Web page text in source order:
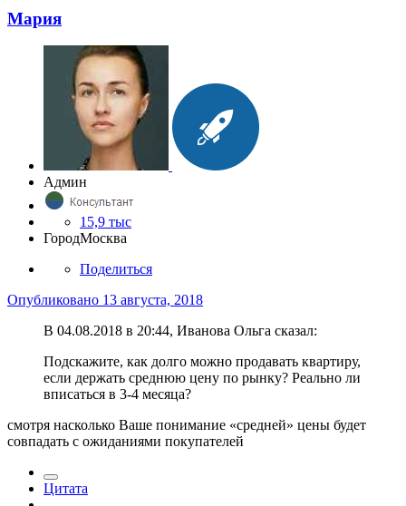
Мария
Админ
15,9 тыс
ГородМосква
Поделиться
Опубликовано 13 августа, 2018
В 04.08.2018 в 20:44, Иванова Ольга сказал:
Подскажите, как долго можно продавать квартиру,
если держать среднюю цену по рынку? Реально ли
вписаться в 3-4 месяца?
смотря насколько Ваше понимание «средней» цены будет
совпадать с ожиданиями покупателей
Цитата